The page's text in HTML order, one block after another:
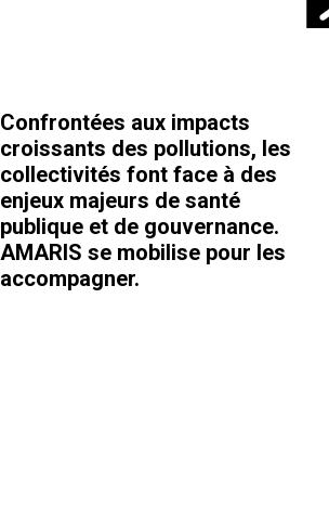
Confrontées aux impacts
croissants des pollutions, les
collectivités font face à des
enjeux majeurs de santé
publique et de gouvernance.
AMARIS se mobilise pour les
accompagner.